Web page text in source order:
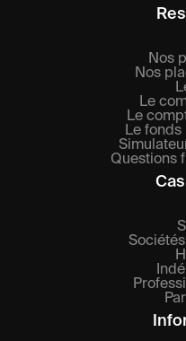
Nos
Nos
Le
Le
Le
Questions